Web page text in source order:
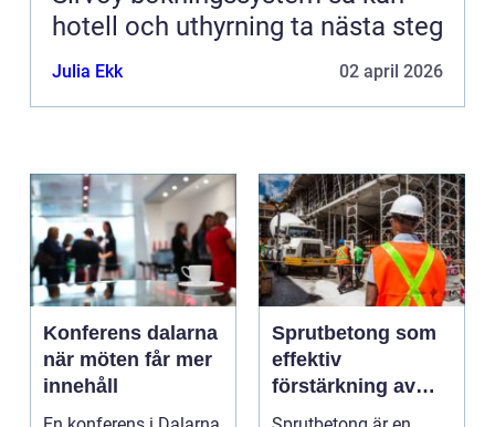
hotell och uthyrning ta nästa steg
Julia Ekk 02 april 2026
Konferens dalarna
när möten får mer
innehåll
Sprutbetong som
effektiv
förstärkning av
berg och betong